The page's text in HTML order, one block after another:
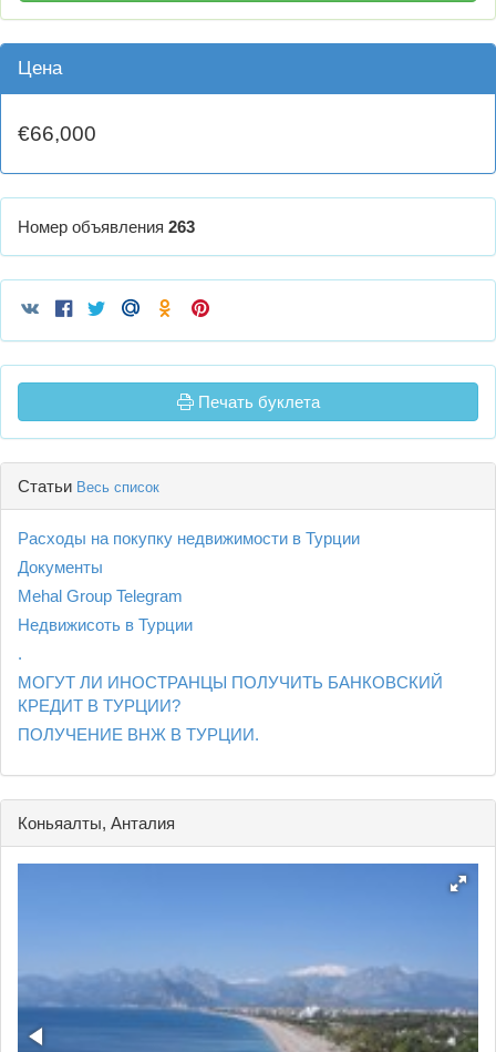
Цена
€66,000
Номер объявления 263
Печать буклета
Статьи Весь список
Расходы на покупку недвижимости в Турции
Документы
Mehal Group Telegram
Недвижисоть в Турции
.
МОГУТ ЛИ ИНОСТРАНЦЫ ПОЛУЧИТЬ БАНКОВСКИЙ
КРЕДИТ В ТУРЦИИ?
ПОЛУЧЕНИЕ ВНЖ В ТУРЦИИ.
Коньяалты, Анталия